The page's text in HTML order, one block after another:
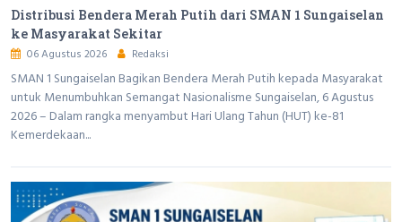
Distribusi Bendera Merah Putih dari SMAN 1 Sungaiselan
ke Masyarakat Sekitar
06 Agustus 2026 Redaksi
SMAN 1 Sungaiselan Bagikan Bendera Merah Putih kepada Masyarakat
untuk Menumbuhkan Semangat Nasionalisme Sungaiselan, 6 Agustus
2026 – Dalam rangka menyambut Hari Ulang Tahun (HUT) ke-81
Kemerdekaan...